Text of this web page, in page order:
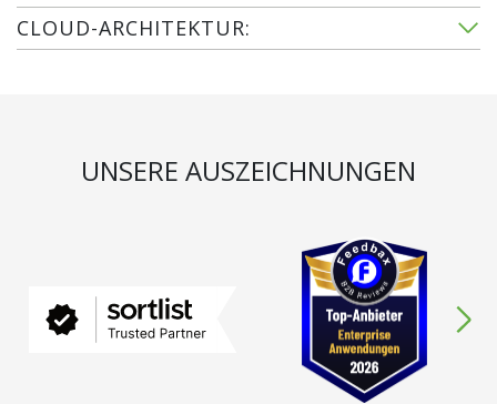
CLOUD-ARCHITEKTUR:
UNSERE AUSZEICHNUNGEN